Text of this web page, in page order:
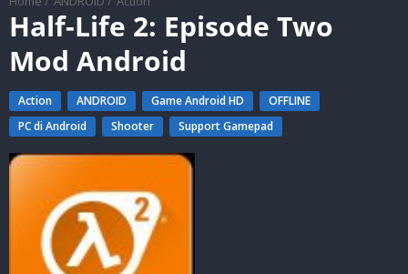
Half-Life 2: Episode Two
Mod Android
Action ANDROID Game Android HD
OFFLINE
PC di Android
Shooter Support Gamepad